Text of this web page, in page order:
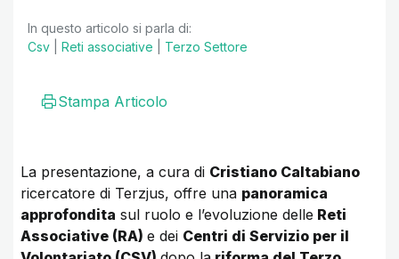
In questo articolo si parla di:
Csv
Reti associative Terzo Settore
Stampa Articolo
La presentazione, a cura di Cristiano Caltabiano
ricercatore di Terzjus, offre una panoramica
approfondita sul ruolo e l’evoluzione delle Reti
Associative (RA) e dei Centri di Servizio per il